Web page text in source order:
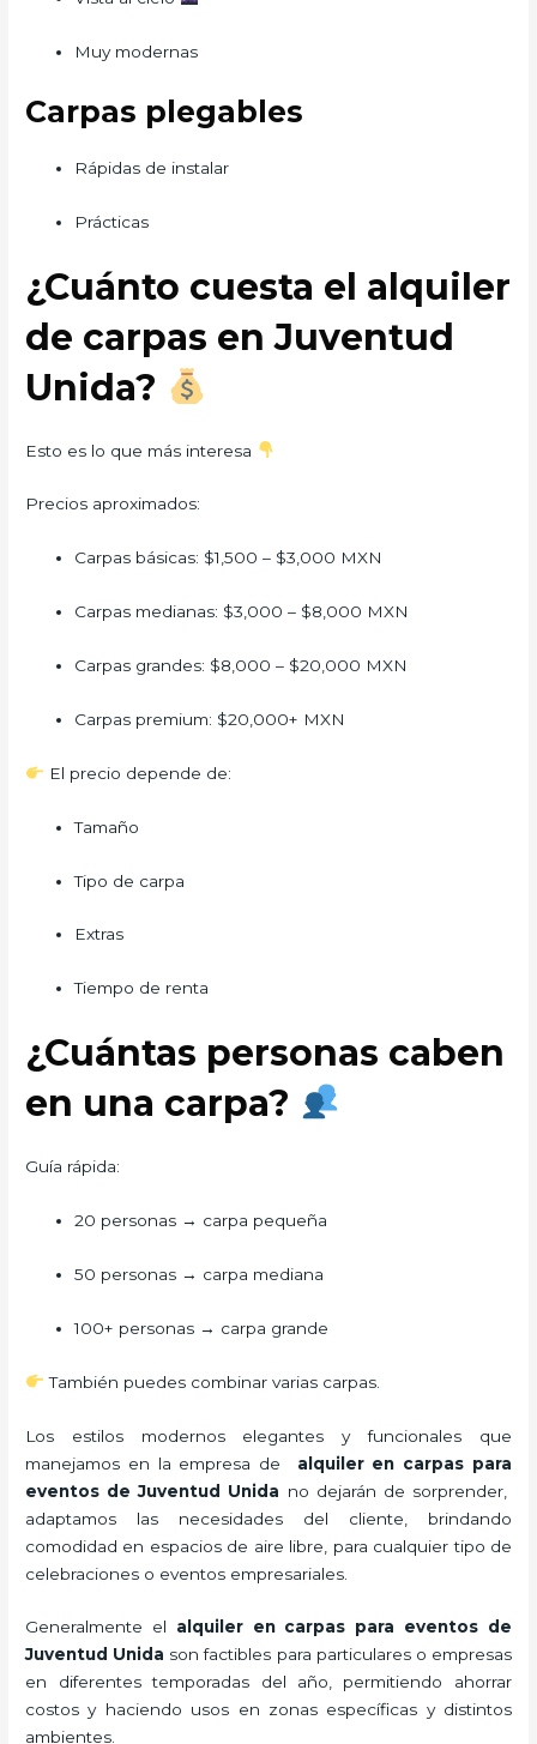
Muy modernas
Carpas plegables
Rápidas de instalar
Prácticas
¿Cuánto cuesta el alquiler
de carpas en Juventud
Unida?
Esto es lo que más interesa
Precios aproximados:
Carpas básicas: $1,500 – $3,000 MXN
Carpas medianas: $3,000 – $8,000 MXN
Carpas grandes: $8,000 – $20,000 MXN
Carpas premium: $20,000+ MXN
El precio depende de:
Tamaño
Tipo de carpa
Extras
Tiempo de renta
¿Cuántas personas caben
en una carpa?
Guía rápida:
20 personas → carpa pequeña
50 personas → carpa mediana
100+ personas → carpa grande
También puedes combinar varias carpas.
Los estilos modernos elegantes y funcionales que
manejamos en la empresa de alquiler en carpas para
eventos de Juventud Unida no dejarán de sorprender,
adaptamos las necesidades del cliente, brindando
comodidad en espacios de aire libre, para cualquier tipo de
celebraciones o eventos empresariales.
Generalmente el alquiler en carpas para eventos de
Juventud Unida son factibles para particulares o empresas
en diferentes temporadas del año, permitiendo ahorrar
costos y haciendo usos en zonas específicas y distintos
ambientes.